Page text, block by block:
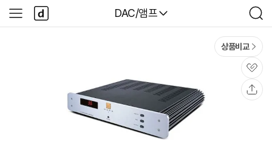
다나와
DAC/앰프
검
색
사
이
다
나
와
상품비교
관
심